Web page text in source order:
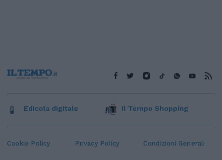
Cookie Policy Privacy Policy Condizioni Generali
Edicola digitale Il Tempo Shopping